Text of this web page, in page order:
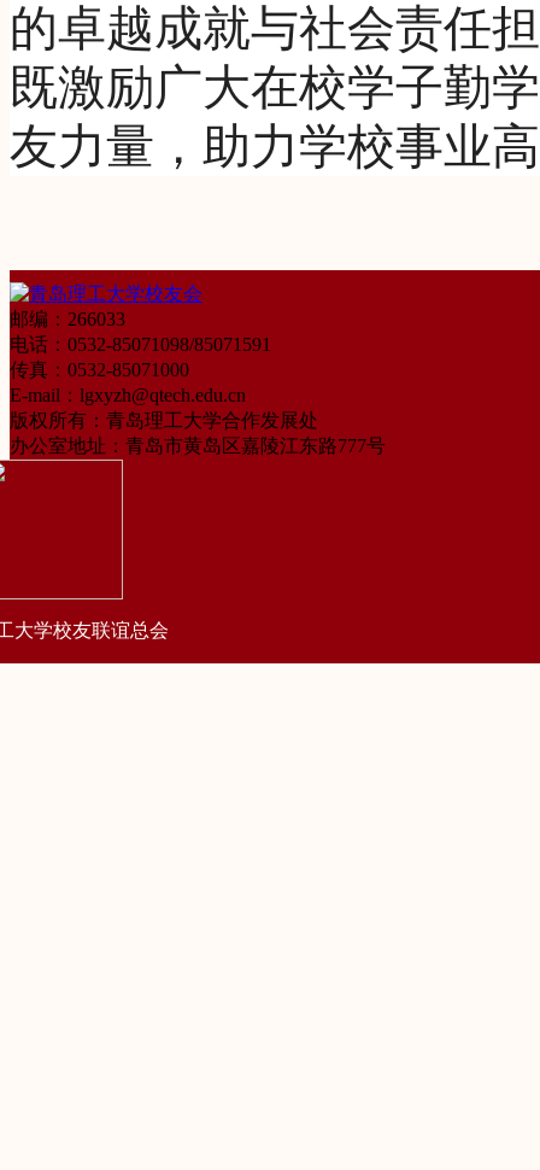
的卓越成就与社会责任
既激励广大在校学子勤
友力量，助力学校事业
邮编：266033
电话：0532-85071098/85071591
传真：0532-85071000
E-mail：lgxyzh@qtech.edu.cn
版权所有：青岛理工大学合作发展处
办公室地址：青岛市黄岛区嘉陵江东路777号
大学校友联谊总会